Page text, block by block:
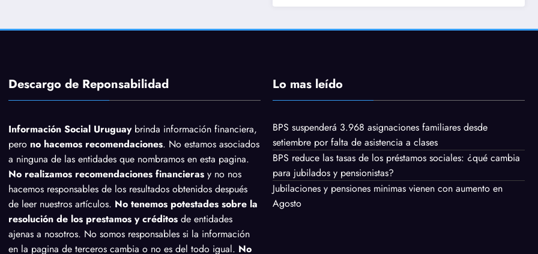
Descargo de Reponsabilidad
Información Social Uruguaybrinda información financiera,
pero no hacemos recomendaciones. No estamos asociados
a ninguna de las entidades que nombramos en esta pagina.
No realizamos recomendaciones financieras y no nos
hacemos responsables de los resultados obtenidos después
de leer nuestros artículos. No tenemos potestades sobre la
resolución de los prestamos y créditos de entidades
ajenas a nosotros. No somos responsables si la información
en la pagina de terceros cambia o no es del todo igual. No
Lo mas leído
BPS suspenderá 3.968 asignaciones familiares desde
setiembre por falta de asistencia a clases
BPS reduce las tasas de los préstamos sociales: ¿qué cambia
para jubilados y pensionistas?
Jubilaciones y pensiones minimas vienen con aumento en
Agosto